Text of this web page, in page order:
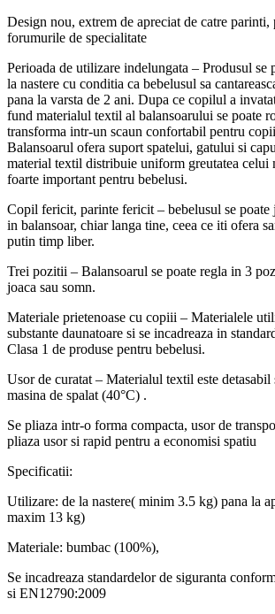
Design nou, extrem de apreciat de catre parinti,
forumurile de specialitate
Perioada de utilizare indelungata – Produsul se
la nastere cu conditia ca bebelusul sa
pana la varsta de 2 ani. Dupa ce copilul a
fund materialul textil al balansoarului se poate
transforma intr-un scaun confortabil pentru
Balansoarul ofera suport spatelui, gatului si
material textil distribuie uniform greutatea celui
foarte important pentru bebelusi.
Copil fericit, parinte fericit – bebelusul se poate
in balansoar, chiar langa tine, ceea ce iti ofera
putin timp liber.
Trei pozitii – Balansoarul se poate regla in 3
joaca sau somn.
Materiale prietenoase cu copiii – Materialele
substante daunatoare si se incadreaza in
Clasa 1 de produse pentru bebelusi.
Usor de curatat – Materialul textil este detasabil
masina de spalat (40°C) .
Se pliaza intr-o forma compacta, usor de
pliaza usor si rapid pentru a economisi spatiu
Specificatii:
Utilizare: de la nastere( minim 3.5 kg) pana la
maxim 13 kg)
Materiale: bumbac (100%),
Se incadreaza standardelor de siguranta
si EN12790:2009